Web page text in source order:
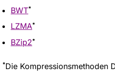
BWT*
LZMA*
BZip2*
*Die Kompressionsmethoden